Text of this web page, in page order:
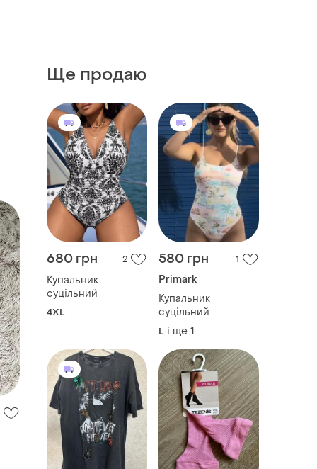
Ще продаю
680 грн 2
Купальник
суцільний
4XL
580 грн 1
Primark
Купальник
суцільний
L і ще 1